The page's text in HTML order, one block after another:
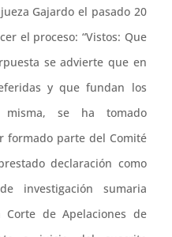
Gajardo el pasado 20
el proceso: “Vistos: Que
se advierte que en
y que fundan los
se ha tomado
formado parte del Comité
declaración como
investigación sumaria
de Apelaciones de